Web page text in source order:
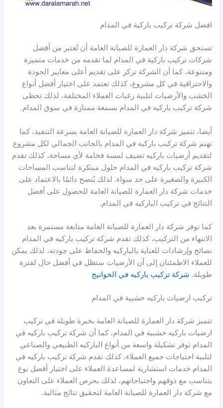
افضل شركة تركيب باركية في المدام
تستحق شركة دار العمارة للصيانة العامة أن تُعتبر من أفضل
شركات تركيب باركية في المدام لما تقدمه من خدمات متميزة
ومتنوعة، كما أن الشركة تركز على تقديم أعلى معايير الجودة
والاحترافية في كل مشروع، كذلك تعتمد على اختيار أفضل أنواع
الخشب والأرضيات لتلبية رغبات العملاء المختلفة، لذلك تحظى
شركة تركيب باركيه في المدام بسمعة ممتازة في سوق المدام.
أيضا، تتميز شركة دار العمارة للصيانة العامة بسرعة التنفيذ، كما
تهتم شركة تركيب باركيه في المدام بالجانب الجمالي لكل مشروع
لتقديم أرضيات باركيه تضيف لمسة فخامة لأي مساحة، كذلك تقدم
شركة تركيب باركيه في المدام حلول مبتكرة لتناسب المساحات
الكبيرة والصغيرة على حد سواء. لذلك يُنصح دائمًا بالاعتماد على
خدمات شركة دار العمارة للصيانة العامة للحصول على أفضل
النتائج في تركيب الباركيه في المدام.
كما توفر شركة دار العمارة للصيانة العامة متابعة مستمرة بعد
الانتهاء من التركيب، كذلك تقدم شركة تركيب باركيه في المدام
نصائح وإرشادات للعناية بالباركيه والحفاظ على جودته، لذلك يمكن
للعملاء الاطمئنان إلى أن الأرضيات ستظل في أفضل حال لفترة
طويلة. شركة تركيب باركيه في الخوانيج
تركيب ارضيات باركيه خشبية في المدام
تتميز شركة دار العمارة للصيانة العامة بخبرة طويلة في تركيب
ارضيات باركيه خشبية في المدام، كما أن شركة تركيب باركيه في
المدام توفر تشكيلة واسعة من أنواع الباركيه الطبيعي والصناعي
لتلبية احتياجات جميع العملاء، كذلك تقدم شركة تركيب باركيه في
المدام خدمات استشارية لمساعدة العملاء على اختيار أفضل نوع
يتناسب مع ذوقهم واحتياجاتهم، لذلك يحرص العملاء على التعاون
مع شركة دار العمارة للصيانة العامة لتحقيق نتائج مثالية.